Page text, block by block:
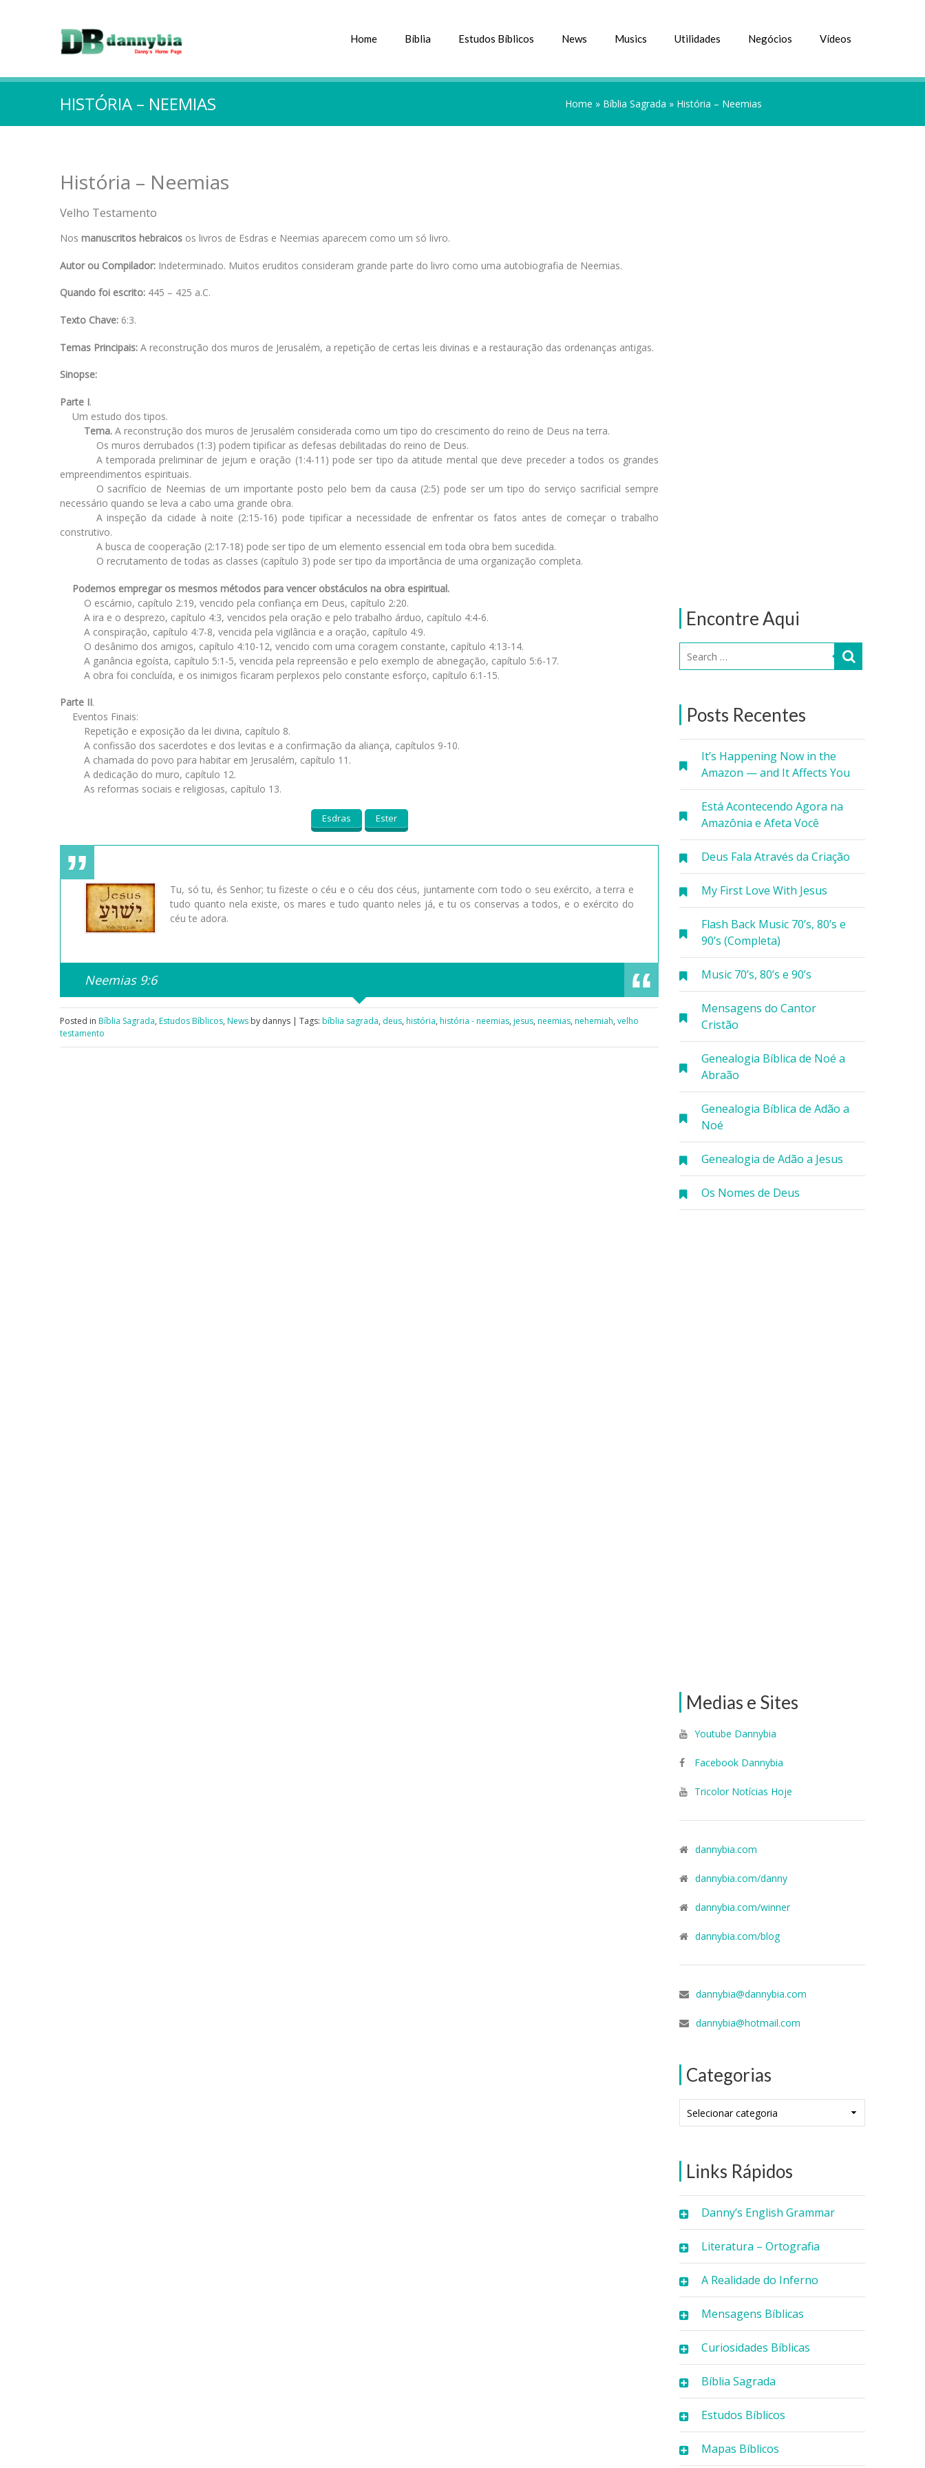
Home Bíblia Estudos Bíblicos News Musics Utilidades Negócios Vídeos
HISTÓRIA – NEEMIAS Home » Bíblia Sagrada » História – Neemias
Encontre Aqui
Posts Recentes
It’s Happening Now in the
Amazon — and It Affects You
Está Acontecendo Agora na
Amazônia e Afeta Você
Deus Fala Através da Criação
My First Love With Jesus
Flash Back Music 70’s, 80’s e
90’s (Completa)
Music 70’s, 80’s e 90’s
Mensagens do Cantor
Cristão
Genealogia Bíblica de Noé a
Abraão
Genealogia Bíblica de Adão a
Noé
Genealogia de Adão a Jesus
Os Nomes de Deus
Medias e Sites
Youtube Dannybia
Facebook Dannybia
Tricolor Notícias Hoje
dannybia.com
dannybia.com/danny
dannybia.com/winner
dannybia.com/blog
dannybia@dannybia.com
dannybia@hotmail.com
Categorias
Links Rápidos
Danny’s English Grammar
Literatura – Ortografia
A Realidade do Inferno
Mensagens Bíblicas
Curiosidades Bíblicas
Bíblia Sagrada
Estudos Bíblicos
Mapas Bíblicos
História – Neemias
Velho Testamento
Nos manuscritos hebraicos os livros de Esdras e Neemias aparecem como um só livro.
Autor ou Compilador: Indeterminado. Muitos eruditos consideram grande parte do livro como uma autobiografia de Neemias.
Quando foi escrito: 445 – 425 a.C.
Texto Chave: 6:3.
Temas Principais: A reconstrução dos muros de Jerusalém, a repetição de certas leis divinas e a restauração das ordenanças antigas.
Sinopse:
Parte I.
Um estudo dos tipos.
Tema. A reconstrução dos muros de Jerusalém considerada como um tipo do crescimento do reino de Deus na terra.
Os muros derrubados (1:3) podem tipificar as defesas debilitadas do reino de Deus.
A temporada preliminar de jejum e oração (1:4-11) pode ser tipo da atitude mental que deve preceder a todos os grandes
empreendimentos espirituais.
O sacrifício de Neemias de um importante posto pelo bem da causa (2:5) pode ser um tipo do serviço sacrificial sempre
necessário quando se leva a cabo uma grande obra.
A inspeção da cidade à noite (2:15-16) pode tipificar a necessidade de enfrentar os fatos antes de começar o trabalho
construtivo.
A busca de cooperação (2:17-18) pode ser tipo de um elemento essencial em toda obra bem sucedida.
O recrutamento de todas as classes (capítulo 3) pode ser tipo da importância de uma organização completa.
Podemos empregar os mesmos métodos para vencer obstáculos na obra espiritual.
O escárnio, capítulo 2:19, vencido pela confiança em Deus, capítulo 2:20.
A ira e o desprezo, capítulo 4:3, vencidos pela oração e pelo trabalho árduo, capítulo 4:4-6.
A conspiração, capítulo 4:7-8, vencida pela vigilância e a oração, capítulo 4:9.
O desânimo dos amigos, capítulo 4:10-12, vencido com uma coragem constante, capítulo 4:13-14.
A ganância egoísta, capítulo 5:1-5, vencida pela repreensão e pelo exemplo de abnegação, capítulo 5:6-17.
A obra foi concluída, e os inimigos ficaram perplexos pelo constante esforço, capítulo 6:1-15.
Parte II.
Eventos Finais:
Repetição e exposição da lei divina, capítulo 8.
A confissão dos sacerdotes e dos levitas e a confirmação da aliança, capítulos 9-10.
A chamada do povo para habitar em Jerusalém, capítulo 11.
A dedicação do muro, capítulo 12.
As reformas sociais e religiosas, capítulo 13.
Esdras Ester
Tu, só tu, és Senhor; tu fizeste o céu e o céu dos céus, juntamente com todo o seu exército, a terra e
tudo quanto nela existe, os mares e tudo quanto neles já, e tu os conservas a todos, e o exército do
céu te adora.
Neemias 9:6
Posted in Bíblia Sagrada, Estudos Bíblicos, News by dannys | Tags: bíblia sagrada, deus, história, história - neemias, jesus, neemias, nehemiah, velho
testamento